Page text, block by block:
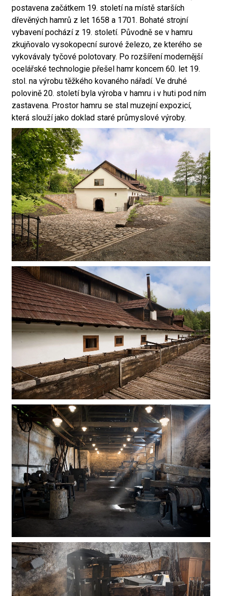
postavena začátkem 19. století na místě starších
dřevěných hamrů z let 1658 a 1701. Bohaté strojní
vybavení pochází z 19. století. Původně se v hamru
zkujňovalo vysokopecní surové železo, ze kterého se
vykovávaly tyčové polotovary. Po rozšíření modernější
ocelářské technologie přešel hamr koncem 60. let 19.
stol. na výrobu těžkého kovaného nářadí. Ve druhé
polovině 20. století byla výroba v hamru i v huti pod ním
zastavena. Prostor hamru se stal muzejní expozicí,
která slouží jako doklad staré průmyslové výroby.